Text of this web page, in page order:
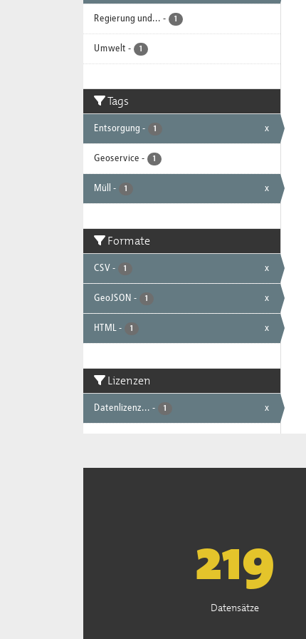
Regierung und... - 1
Umwelt - 1
Tags
Entsorgung - 1 x
Geoservice - 1
Müll - 1 x
Formate
CSV - 1 x
GeoJSON - 1 x
HTML - 1 x
Lizenzen
Datenlizenz... - 1 x
222
Datensätze